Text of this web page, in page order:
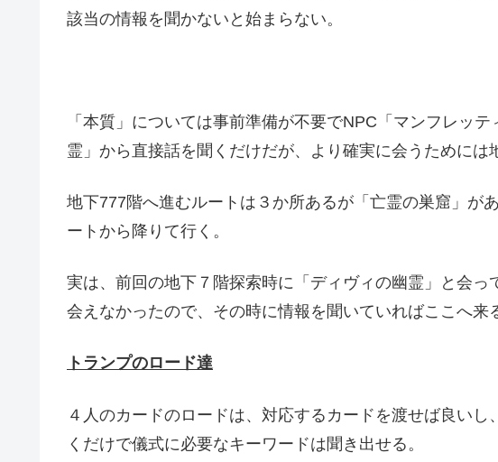
該当の情報を聞かないと始まらない。
「本質」については事前準備が不要でNPC「マンフレッ
霊」から直接話を聞くだけだが、より確実に会うためには
地下777階へ進むルートは３か所あるが「亡霊の巣窟」が
ートから降りて行く。
実は、前回の地下７階探索時に「ディヴィの幽霊」と会っ
会えなかったので、その時に情報を聞いていればここへ来
トランプのロード達
４人のカードのロードは、対応するカードを渡せば良い
くだけで儀式に必要なキーワードは聞き出せる。